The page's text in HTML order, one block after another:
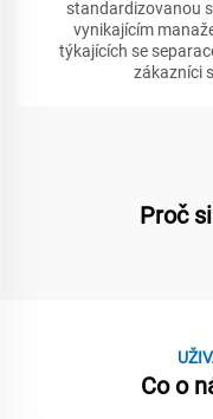
standardizovanou
vynikajícím
týkajících se
zákazníci
Proč
Co o